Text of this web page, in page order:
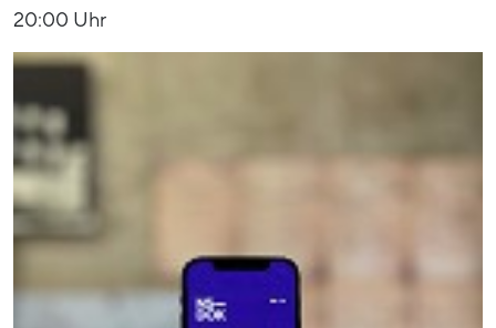
20:00 Uhr